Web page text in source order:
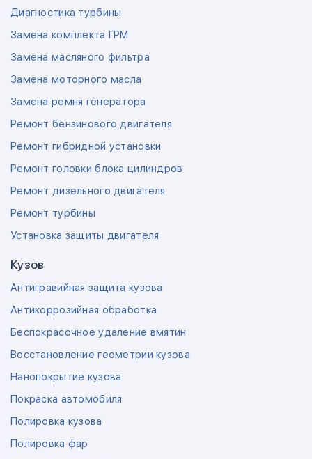
Диагностика турбины
Замена комплекта ГРМ
Замена масляного фильтра
Замена моторного масла
Замена ремня генератора
Ремонт бензинового двигателя
Ремонт гибридной установки
Ремонт головки блока цилиндров
Ремонт дизельного двигателя
Ремонт турбины
Установка защиты двигателя
Кузов
Антигравийная защита кузова
Антикоррозийная обработка
Беспокрасочное удаление вмятин
Восстановление геометрии кузова
Нанопокрытие кузова
Покраска автомобиля
Полировка кузова
Полировка фар